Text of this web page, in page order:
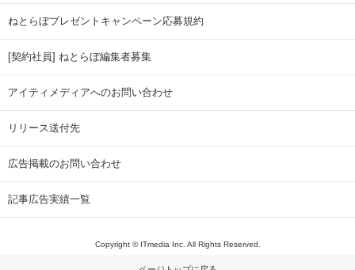
ねとらぼプレゼントキャンペーン応募規約
[契約社員] ねとらぼ編集者募集
アイティメディアへのお問い合わせ
リリース送付先
広告掲載のお問い合わせ
記事広告実績一覧
Copyright © ITmedia Inc. All Rights Reserved.